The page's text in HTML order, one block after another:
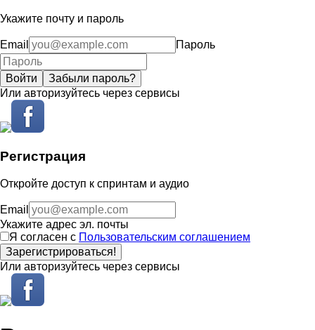
Укажите почту и пароль
Email Пароль
Войти
Забыли пароль?
Или авторизуйтесь через сервисы
Регистрация
Откройте доступ к спринтам и аудио
Email
Укажите адрес эл. почты
Я согласен с Пользовательским соглашением
Зарегистрироваться!
Или авторизуйтесь через сервисы